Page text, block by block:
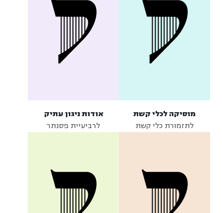
מוסיקה לכלי קשת
לתזמורת כלי קשת
אודות ניגון עתיק
לרביעיית פסנתר